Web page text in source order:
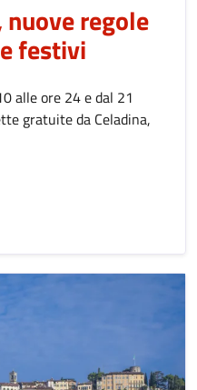
regole
festivi
alle ore 24 e dal 21
gratuite da Celadina,
COLLI, NUOVE REGOLE PER